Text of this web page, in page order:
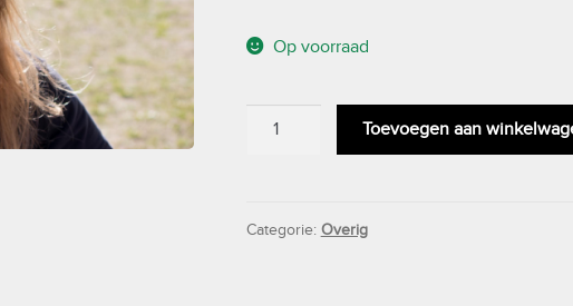
Op voorraad
Toevoegen aan
Categorie: Overig